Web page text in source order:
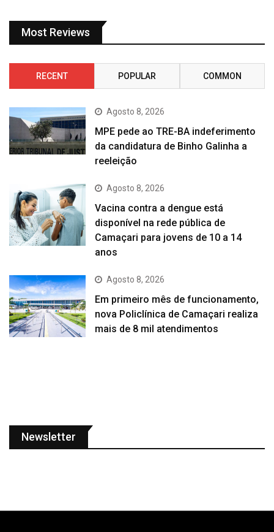
Most Reviews
RECENT POPULAR COMMON
Agosto 8, 2026
MPE pede ao TRE-BA indeferimento
da candidatura de Binho Galinha a
reeleição
Agosto 8, 2026
Vacina contra a dengue está
disponível na rede pública de
Camaçari para jovens de 10 a 14
anos
Agosto 8, 2026
Em primeiro mês de funcionamento,
nova Policlínica de Camaçari realiza
mais de 8 mil atendimentos
Newsletter